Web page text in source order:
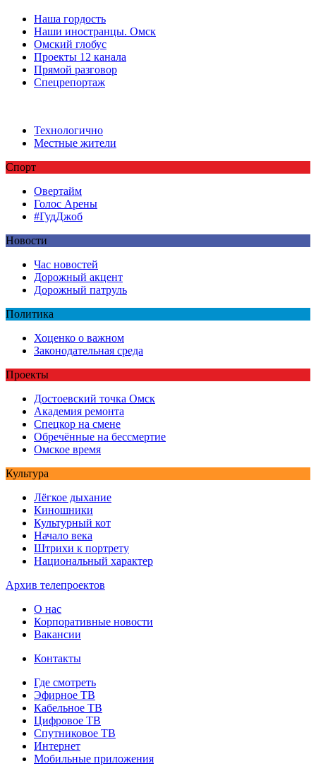
Наша гордость
Наши иностранцы. Омск
Омский глобус
Проекты 12 канала
Прямой разговор
Спецрепортаж
Технологично
Местные жители
Спорт
Овертайм
Голос Арены
#ГудДжоб
Новости
Час новостей
Дорожный акцент
Дорожный патруль
Политика
Хоценко о важном
Законодательная среда
Проекты
Достоевский точка Омск
Академия ремонта
Спецкор на смене
Обречённые на бессмертие
Омское время
Культура
Лёгкое дыхание
Киношники
Культурный кот
Начало века
Штрихи к портрету
Национальный характер
Архив телепроектов
О нас
Корпоративные новости
Вакансии
Контакты
Где смотреть
Эфирное ТВ
Кабельное ТВ
Цифровое ТВ
Спутниковое ТВ
Интернет
Мобильные приложения